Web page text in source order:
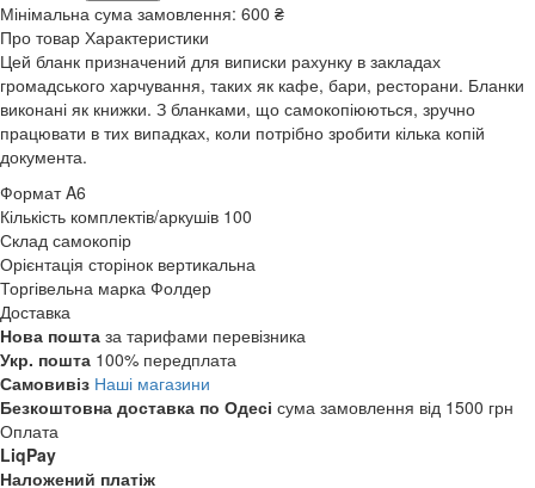
Мінімальна сума замовлення: 600 ₴
Про товар Характеристики
Цей бланк призначений для виписки рахунку в закладах
громадського харчування, таких як кафе, бари, ресторани. Бланки
виконані як книжки. З бланками, що самокопіюються, зручно
працювати в тих випадках, коли потрібно зробити кілька копій
документа.
Формат A6
Кількість комплектів/аркушів 100
Склад самокопір
Орієнтація сторінок вертикальна
Торгівельна марка Фолдер
Доставка
Нова пошта за тарифами перевізника
Укр. пошта 100% передплата
Самовивіз Наші магазини
Безкоштовна доставка по Одесі сума замовлення від 1500 грн
Оплата
LiqPay
Наложений платіж